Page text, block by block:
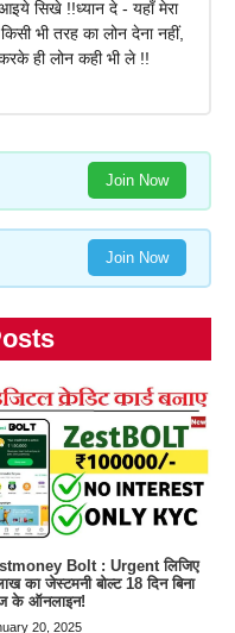
सिखे !!ध्यान दे - यहाँ मेरा
भी तरह का लोन देना नहीं,
ही लोन कही भी ले !!
Join Now
Join Now
Bolt : Urgent लिजिए
का जेस्टमनी बोल्ट 18 दिन बिना
के ऑनलाइन!
20, 2025